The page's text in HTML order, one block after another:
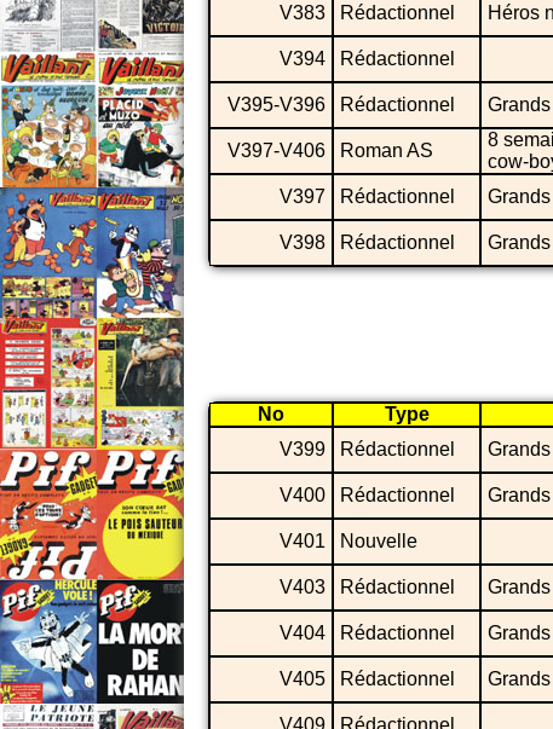
V383
Rédactionnel Héros
V394
Rédactionnel
V395-V396
Rédactionnel
V397-V406
Roman AS
8
cow-
V397
Rédactionnel
V398
Rédactionnel
No Type
V399
Rédactionnel
V400
Rédactionnel
V401
Nouvelle
V403
Rédactionnel
V404
Rédactionnel
V405
Rédactionnel
V409
Rédactionnel